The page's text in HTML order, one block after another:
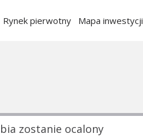
Rynek pierwotny Mapa inwestycji
zostanie ocalony